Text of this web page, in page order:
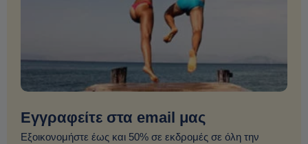
Εγγραφείτε στα email μας
Εξοικονομήστε έως και 50% σε εκδρομές σε όλη την